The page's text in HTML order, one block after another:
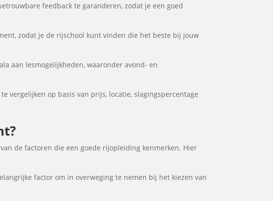
feedback te garanderen, zodat je een goed
zodat je de rijschool kunt vinden die het beste bij jouw
aan lesmogelijkheden, waaronder avond- en
vergelijken op basis van prijs, locatie, slagingspercentage
de factoren die een goede rijopleiding kenmerken. Hier
factor om in overweging te nemen bij het kiezen van